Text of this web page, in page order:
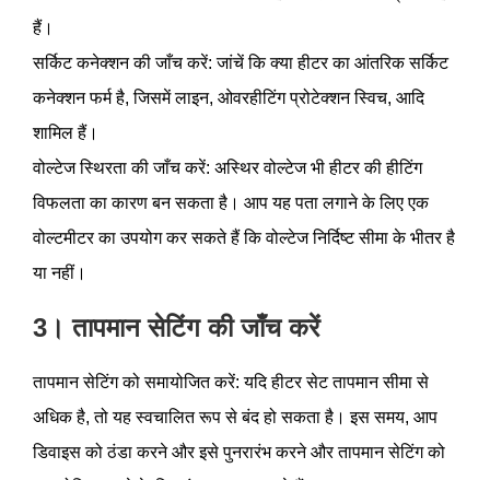
हैं।
सर्किट कनेक्शन की जाँच करें: जांचें कि क्या हीटर का आंतरिक सर्किट
कनेक्शन फर्म है, जिसमें लाइन, ओवरहीटिंग प्रोटेक्शन स्विच, आदि
शामिल हैं।
वोल्टेज स्थिरता की जाँच करें: अस्थिर वोल्टेज भी हीटर की हीटिंग
विफलता का कारण बन सकता है। आप यह पता लगाने के लिए एक
वोल्टमीटर का उपयोग कर सकते हैं कि वोल्टेज निर्दिष्ट सीमा के भीतर है
या नहीं।
3। तापमान सेटिंग की जाँच करें
तापमान सेटिंग को समायोजित करें: यदि हीटर सेट तापमान सीमा से
अधिक है, तो यह स्वचालित रूप से बंद हो सकता है। इस समय, आप
डिवाइस को ठंडा करने और इसे पुनरारंभ करने और तापमान सेटिंग को